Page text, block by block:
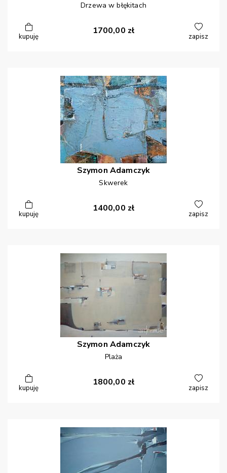
Drzewa w błękitach
kupuję
1700,00 zł
zapisz
Szymon Adamczyk
Skwerek
kupuję
1400,00 zł
zapisz
Szymon Adamczyk
Plaża
kupuję
1800,00 zł
zapisz